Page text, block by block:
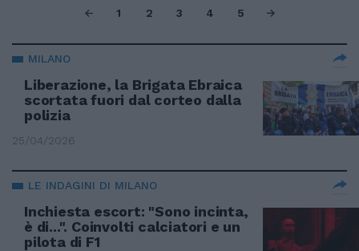
1 2 3 4 5
MILANO
Liberazione, la Brigata Ebraica
scortata fuori dal corteo dalla
polizia
25/04/2026
LE INDAGINI DI MILANO
Inchiesta escort: "Sono incinta,
è di...". Coinvolti calciatori e un
pilota di F1